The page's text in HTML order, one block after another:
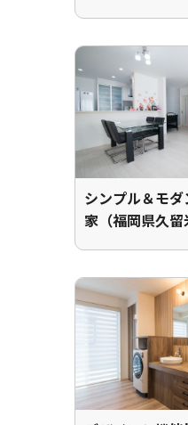
シンプル＆モ
家（福岡県久留